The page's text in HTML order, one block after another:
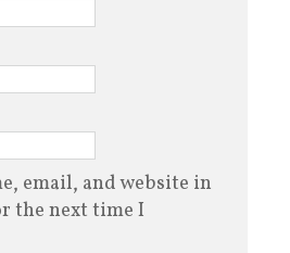
email, and website in
the next time I